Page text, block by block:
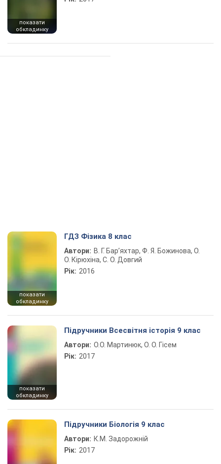
показати
обкладинку
показати
обкладинку
ГДЗ Фізика 8 клас
Автори: В. Г. Бар’яхтар, Ф. Я. Божинова, О.
О. Кірюхіна, С. О. Довгий
Рік: 2016
показати
обкладинку
Підручники Всесвітня історія 9 клас
Автори: О.О. Мартинюк, О. О. Гісем
Рік: 2017
Підручники Біологія 9 клас
Автори: К.М. Задорожній
Рік: 2017